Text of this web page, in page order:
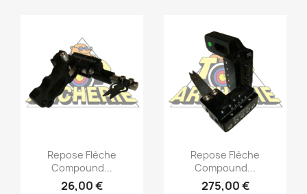
Repose Flèche
Compound...
26,00 €
Repose Flèche
Compound...
275,00 €